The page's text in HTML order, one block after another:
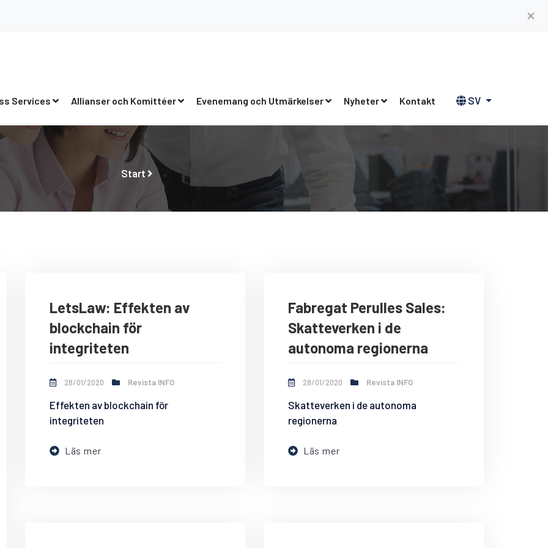
✕
Services Allianser och Komittéer Evenemang och Utmärkelser Nyheter Kontakt SV
Start
LetsLaw: Effekten av
blockchain för
integriteten
28/01/2020 Revista INFO
Effekten av blockchain för
integriteten
Läs mer
Fabregat Perulles Sales:
Skatteverken i de
autonoma regionerna
28/01/2020 Revista INFO
Skatteverken i de autonoma
regionerna
Läs mer